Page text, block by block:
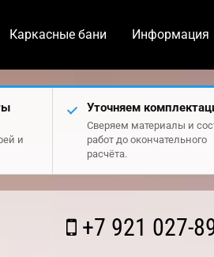
Каркасные бани Информация
и
Уточняем
Сверяем материалы и
работ до окончательного
расчёта.
+7 921 027-